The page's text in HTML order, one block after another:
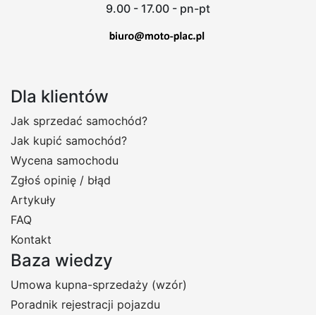
9.00 - 17.00 - pn-pt
Dla klientów
Jak sprzedać samochód?
Jak kupić samochód?
Wycena samochodu
Zgłoś opinię / błąd
Artykuły
FAQ
Kontakt
Baza wiedzy
Umowa kupna-sprzedaży (wzór)
Poradnik rejestracji pojazdu